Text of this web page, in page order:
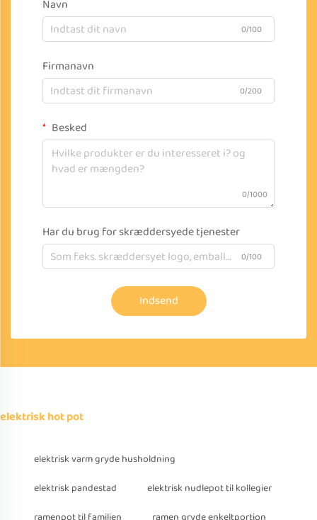
Navn
0/100
Firmanavn
0/200
Besked
0/1000
Har du brug for skræddersyede tjenester
0/100
Indsend
elektrisk hot pot
elektrisk varm gryde husholdning
elektrisk pandestad
elektrisk nudlepot til kollegier